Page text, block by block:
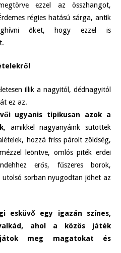
ezzel az összhangot,
régies hatású sárga, antik
őket, hogy ezzel is
illik a nagyitól, dédnagyitól
ez az.
ugyanis tipikusan azok a
, amikkel nagyanyáink sütöttek
hozzá friss párolt zöldség,
leöntve, omlós piték erdei
erős, fűszeres borok,
sorban nyugodtan jöhet az
esküvő egy igazán színes,
ahol a közös játék
meg magatokat és